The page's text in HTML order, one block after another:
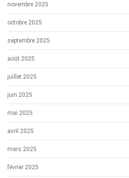
novembre 2025
octobre 2025
septembre 2025
août 2025
juillet 2025
juin 2025
mai 2025
avril 2025
mars 2025
février 2025